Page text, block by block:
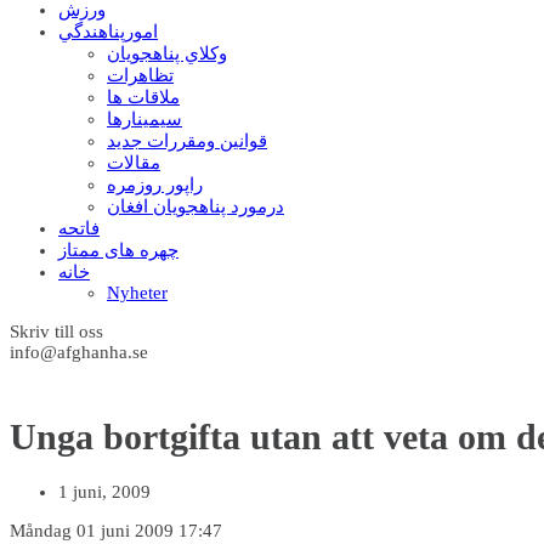
ورزش
امورپناهندگي
وکلاي پناهجويان
تظاهرات
ملاقات ها
سيمينارها
قوانين ومقررات جديد
مقالات
راپور روزمره
درمورد پناهجويان افغان
فاتحه
چهره های ممتاز
خانه
Nyheter
Skriv till oss
info@afghanha.se
Unga bortgifta utan att veta om
1 juni, 2009
Måndag 01 juni 2009 17:47